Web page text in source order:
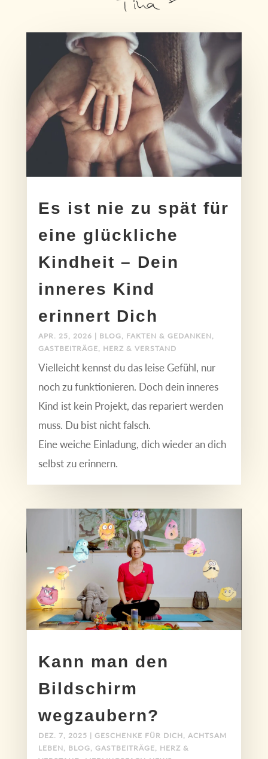
Es ist nie zu spät für
eine glückliche
Kindheit – Dein
inneres Kind
erinnert Dich
APR. 25, 2026 | BLOG, FAKTEN & GEDANKEN,
GASTBEITRÄGE, HERZ & VERSTAND
Vielleicht kennst du das leise Gefühl, nur
noch zu funktionieren. Doch dein inneres
Kind ist kein Projekt, das repariert werden
muss. Du bist nicht falsch.
Eine weiche Einladung, dich wieder an dich
selbst zu erinnern.
Kann man den
Bildschirm
wegzaubern?
DEZ. 7, 2025 | GESCHENKE FÜR DICH, ACHTSAM
LEBEN, BLOG, GASTBEITRÄGE, HERZ &